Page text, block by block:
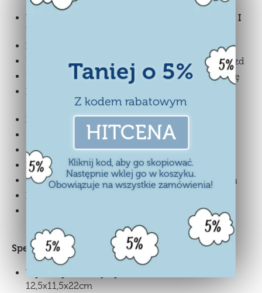
Taniej o 5%
Z kodem rabatowym
HITCENA
Kliknij kod, aby go skopiować.
Następnie wklej go w koszyku.
Obowiązuje na wszystkie zamówienia!
WYRZUTNIA POWIETRZNA DO SAMOCHODÓW I
FIGUREK
Zabawka jest bezpieczna i bardzo łatwa w użyciu
Wystarczy napompować balonik i wystrzelić pojazd
Ulatniające się powietrze wprawia w ruch zabawkę
Zestaw gwarantuje mnóstwo emocji w czasie
zabawy
Żywa kolorystyka przyciąga uwagę dzieci
12 BALONÓW W ZESTAWIE
Można stosować balony dokupione osobno
Zabawki mogą jeździć lub latać w górę
Obrazkowa instrukcja znajduje się na opakowaniu
Zestaw przeznaczony dla dzieci od 3 roku życia
Kolorowe opakowanie sprawdzi się na prezent
Specyfikacja techniczna:
Wymiary wielkiej wyrzutni (zestaw żaba):
12,5x11,5x22cm